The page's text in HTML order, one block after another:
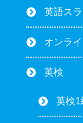
英語ス
オンラ
英検
英検1